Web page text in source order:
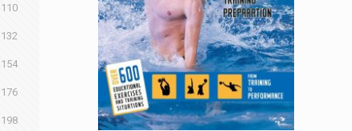
110
132
154
176
198